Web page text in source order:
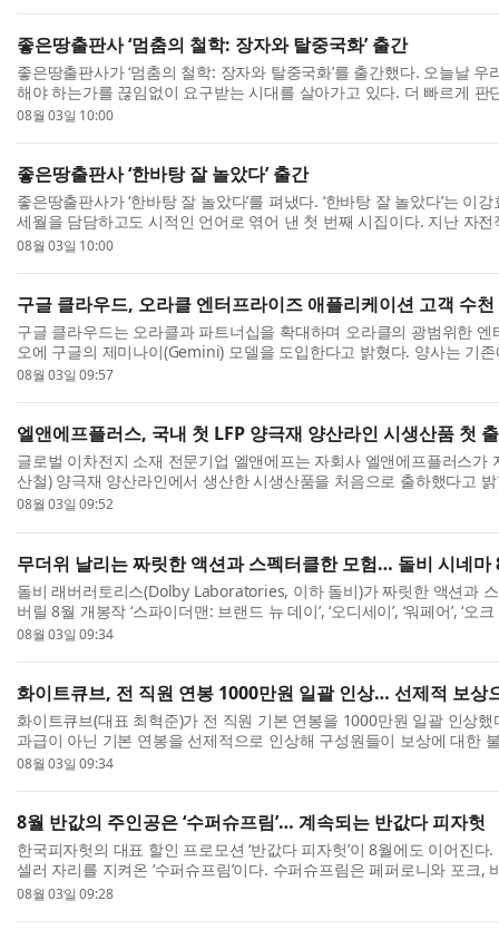
좋은땅출판사 ‘멈춤의 철학: 장자와 탈중국화’ 출간
좋은땅출판사가 ‘멈춤의 철학: 장자와 탈중국화’를 출간했다. 오늘날
해야 하는가를 끊임없이 요구받는 시대를 살아가고 있다. 더 빠르게 판
으로 살아가야 한다는 압박 속에서 ‘멈춤의 철학:...
08월 03일 10:00
좋은땅출판사 ‘한바탕 잘 놀았다’ 출간
좋은땅출판사가 ‘한바탕 잘 놀았다’를 펴냈다. ‘한바탕 잘 놀았다’는 이
세월을 담담하고도 시적인 언어로 엮어 낸 첫 번째 시집이다. 지난 자전
는 이번 시집은 저자가 살아온 궤적을 돌아...
08월 03일 10:00
구글 클라우드, 오라클 엔터프라이즈 애플리케이션 고객 수
구글 클라우드는 오라클과 파트너십을 확대하며 오라클의 광범위한
오에 구글의 제미나이(Gemini) 모델을 도입한다고 밝혔다. 양사는 기
처(OCI) 엔터프라이즈 AI를 통해 제미나이 모델을 제공...
08월 03일 09:57
엘앤에프플러스, 국내 첫 LFP 양극재 양산라인 시생산품 첫
글로벌 이차전지 소재 전문기업 엘앤에프는 자회사 엘앤에프플러스가
산철) 양극재 양산라인에서 생산한 시생산품을 처음으로 출하했다고
램프업(Ramp-up, 생산 안정화 및 생산량 확대) 과정...
08월 03일 09:52
무더위 날리는 짜릿한 액션과 스펙터클한 모험… 돌비 시네마
돌비 래버러토리스(Dolby Laboratories, 이하 돌비)가 짜릿한 액션과
버릴 8월 개봉작 ‘스파이더맨: 브랜드 뉴 데이’, ‘오디세이’, ‘워페어’, ‘
이번 상영작은 돌비의 프리미엄 HDR 영상 기...
08월 03일 09:34
화이트큐브, 전 직원 연봉 1000만원 일괄 인상… 선제적 보상
화이트큐브(대표 최혁준)가 전 직원 기본 연봉을 1000만원 일괄 인상
과급이 아닌 기본 연봉을 선제적으로 인상해 구성원들이 보상에 대한
창출에 집중할 수 있도록 하기 위한 것으로, 성취 ...
08월 03일 09:34
8월 반값의 주인공은 ‘수퍼슈프림’… 계속되는 반값다 피자헛
한국피자헛의 대표 할인 프로모션 ‘반값다 피자헛’이 8월에도 이어진
셀러 자리를 지켜온 ‘수퍼슈프림’이다. 수퍼슈프림은 페퍼로니와 포크,
채소를 더한 피자헛의 대표 클래식 메뉴다. 풍성...
08월 03일 09:28